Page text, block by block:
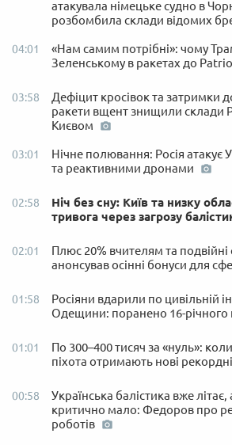
атакувала німецьке судно в
розбомбила склади відомих
04:01
«Нам самим потрібні»: чому
Зеленському в ракетах до
03:58
Дефіцит кросівок та затримки
ракети вщент знищили склади
Києвом
03:01
Нічне полювання: Росія атакує
та реактивними дронами
02:58
Ніч без сну: Київ та низку
тривога через загрозу
02:01
Плюс 20% вчителям та подвійні
анонсував осінні бонуси для
01:58
Росіяни вдарили по цивільній
Одещини: поранено 16-річного
01:01
По 300–400 тисяч за «нуль»:
піхота отримають нові
00:58
Українська балістика вже
критично мало: Федоров про
роботів